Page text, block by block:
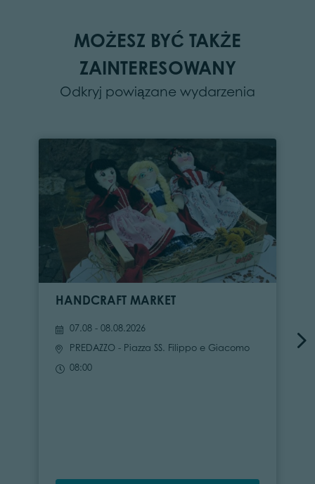
MOŻESZ BYĆ TAKŻE
ZAINTERESOWANY
Odkryj powiązane wydarzenia
HANDCRAFT MARKET
07.08 - 08.08.2026
PREDAZZO - Piazza SS. Filippo e Giacomo
08:00